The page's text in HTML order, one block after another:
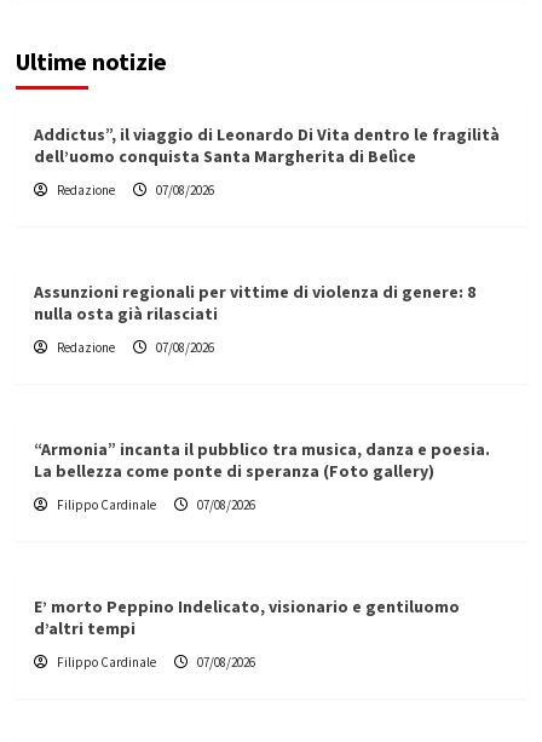
Ultime notizie
Addictus”, il viaggio di Leonardo Di Vita dentro le fragilità
dell’uomo conquista Santa Margherita di Belìce
Redazione 07/08/2026
Assunzioni regionali per vittime di violenza di genere: 8
nulla osta già rilasciati
Redazione 07/08/2026
“Armonia” incanta il pubblico tra musica, danza e poesia.
La bellezza come ponte di speranza (Foto gallery)
Filippo Cardinale 07/08/2026
E’ morto Peppino Indelicato, visionario e gentiluomo
d’altri tempi
Filippo Cardinale 07/08/2026